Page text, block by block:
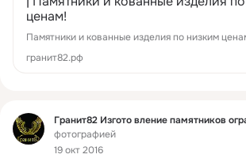
ценам!
Памятники и кованные изделия по низким
гранит82.рф
Фид Гранит82 Изгото вление памятников
фотографией
19 окт 2016